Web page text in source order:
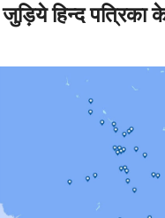
| माफ़ी के कोट्स का संग्रह
को बाँटकर बढ़ाती है तथा